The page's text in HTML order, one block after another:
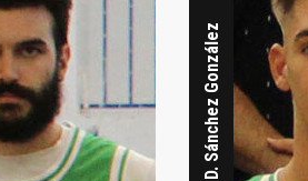
D. Sánchez González